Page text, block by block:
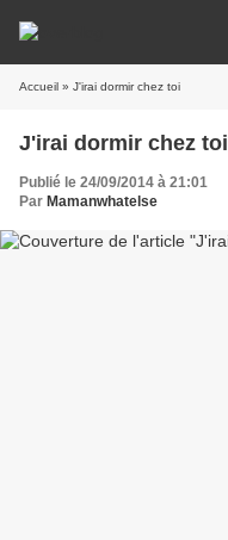
Accueil » J'irai dormir chez toi
J'irai dormir chez toi
Publié le 24/09/2014 à 21:01
Par Mamanwhatelse